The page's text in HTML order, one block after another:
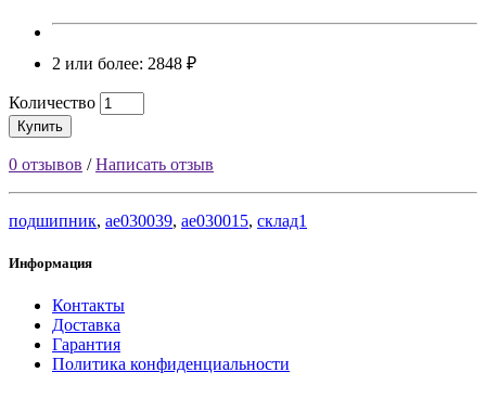
2 или более: 2848 ₽
Количество
Купить
0 отзывов /Написать отзыв
подшипник, ae030039, ae030015, склад1
Информация
Контакты
Доставка
Гарантия
Политика конфиденциальности